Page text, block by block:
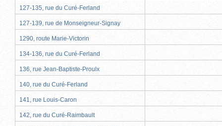
127-135, rue du Curé-Ferland
127-139, rue de Monseigneur-Signay
1290, route Marie-Victorin
134-136, rue du Curé-Ferland
136, rue Jean-Baptiste-Proulx
140, rue du Curé-Ferland
141, rue Louis-Caron
142, rue du Curé-Raimbault